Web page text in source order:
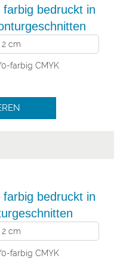
bedruckt in
2 cm
farbig CMYK
bedruckt in
2 cm
farbig CMYK